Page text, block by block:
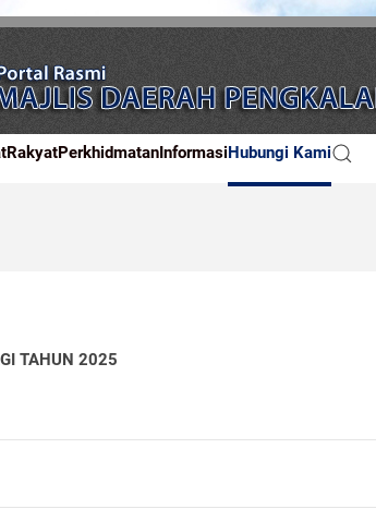
RakyatPerkhidmatanInformasiHubungi Kami
TAHUN 2025